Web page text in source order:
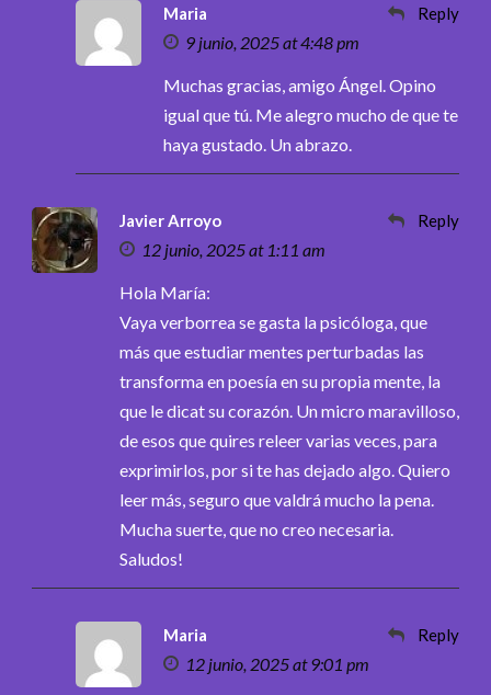
Maria
9 junio, 2025 at 4:48 pm
Reply
Muchas gracias, amigo Ángel. Opino
igual que tú. Me alegro mucho de que te
haya gustado. Un abrazo.
Javier Arroyo
12 junio, 2025 at 1:11 am
Reply
Hola María:
Vaya verborrea se gasta la psicóloga, que
más que estudiar mentes perturbadas las
transforma en poesía en su propia mente, la
que le dicat su corazón. Un micro maravilloso,
de esos que quires releer varias veces, para
exprimirlos, por si te has dejado algo. Quiero
leer más, seguro que valdrá mucho la pena.
Mucha suerte, que no creo necesaria.
Saludos!
Maria
12 junio, 2025 at 9:01 pm
Reply